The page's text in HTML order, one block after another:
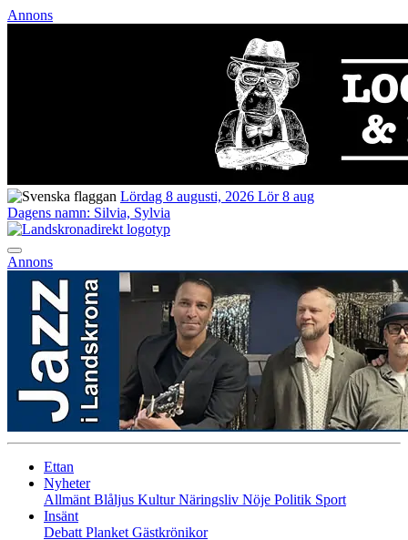
Annons
Lördag 8 augusti, 2026 Lör 8 aug
Dagens namn: Silvia, Sylvia
Annons
Ettan
Nyheter
Allmänt Blåljus KulturNäringsliv Nöje Politik Sport
Insänt
Debatt Planket Gästkrönikor